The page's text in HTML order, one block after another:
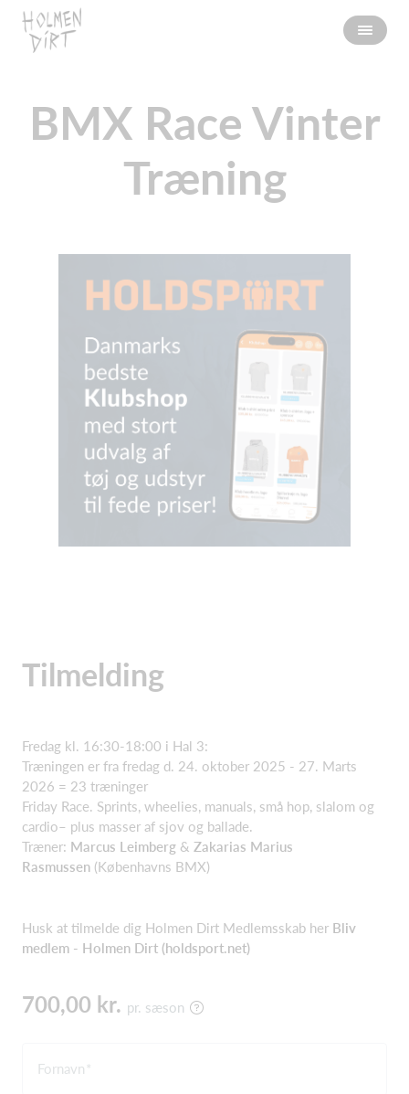
BMX Race Vinter
Træning
Tilmelding
Fredag kl. 16:30-18:00 i Hal 3:
Træningen er fra fredag d. 24. oktober 2025 - 27. Marts
2026 = 23 træninger
Friday Race. Sprints, wheelies, manuals, små hop, slalom og
cardio– plus masser af sjov og ballade.
Træner: Marcus Leimberg & Zakarias Marius
Rasmussen (Københavns BMX)
Husk at tilmelde dig Holmen Dirt Medlemsskab her Bliv
medlem - Holmen Dirt (holdsport.net)
700,00 kr. pr. sæson
Fornavn